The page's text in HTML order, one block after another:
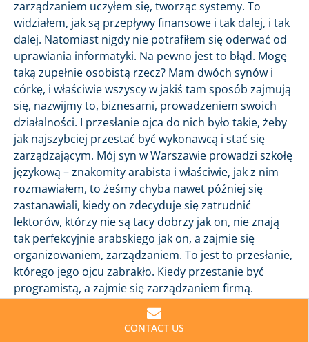
CONTACT US
zarządzaniem uczyłem się, tworząc systemy. To
widziałem, jak są przepływy finansowe i tak dalej, i tak
dalej. Natomiast nigdy nie potrafiłem się oderwać od
uprawiania informatyki. Na pewno jest to błąd. Mogę
taką zupełnie osobistą rzecz? Mam dwóch synów i
córkę, i właściwie wszyscy w jakiś tam sposób zajmują
się, nazwijmy to, biznesami, prowadzeniem swoich
działalności. I przesłanie ojca do nich było takie, żeby
jak najszybciej przestać być wykonawcą i stać się
zarządzającym. Mój syn w Warszawie prowadzi szkołę
językową – znakomity arabista i właściwie, jak z nim
rozmawiałem, to żeśmy chyba nawet później się
zastanawiali, kiedy on zdecyduje się zatrudnić
lektorów, którzy nie są tacy dobrzy jak on, nie znają
tak perfekcyjnie arabskiego jak on, a zajmie się
organizowaniem, zarządzaniem. To jest to przesłanie,
którego jego ojcu zabrakło. Kiedy przestanie być
programistą, a zajmie się zarządzaniem firmą.
To jest ciekawe, prawda, czasem, że nasze
doświadczenia nie są na tyle dotkliwe, żebyśmy